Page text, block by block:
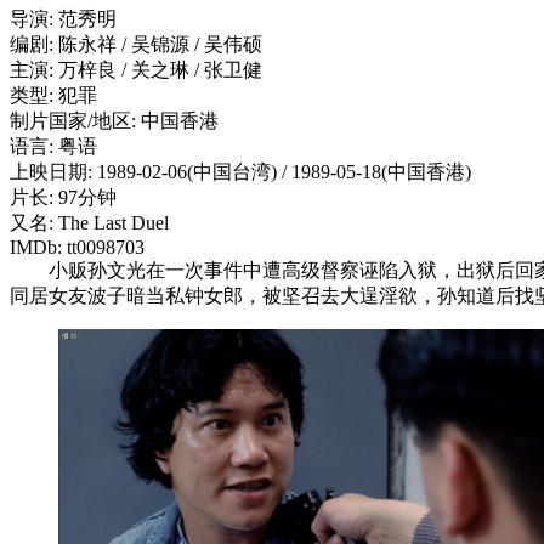
导演: 范秀明
编剧: 陈永祥 / 吴锦源 / 吴伟硕
主演: 万梓良 / 关之琳 / 张卫健
类型: 犯罪
制片国家/地区: 中国香港
语言: 粤语
上映日期: 1989-02-06(中国台湾) / 1989-05-18(中国香港)
片长: 97分钟
又名: The Last Duel
IMDb: tt0098703
小贩孙文光在一次事件中遭高级督察诬陷入狱，出狱后回
同居女友波子暗当私钟女郎，被坚召去大逞淫欲，孙知道后